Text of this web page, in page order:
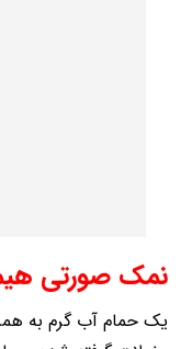
نمک صورتی
یک حمام آب گرم به